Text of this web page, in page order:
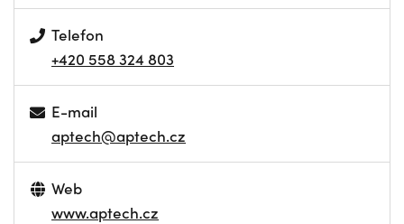
Telefon
+420 558 324 803
E-mail
aptech@aptech.cz
Web
www.aptech.cz